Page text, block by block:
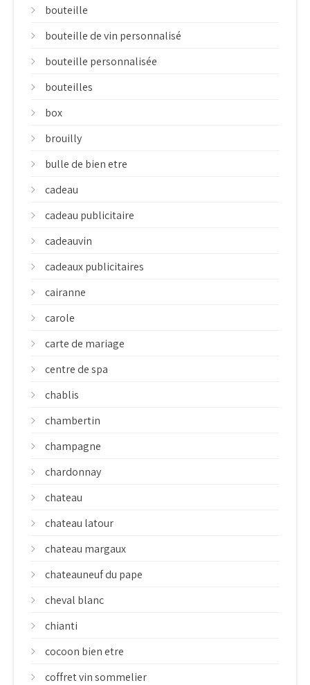
bouteille
bouteille de vin personnalisé
bouteille personnalisée
bouteilles
box
brouilly
bulle de bien etre
cadeau
cadeau publicitaire
cadeauvin
cadeaux publicitaires
cairanne
carole
carte de mariage
centre de spa
chablis
chambertin
champagne
chardonnay
chateau
chateau latour
chateau margaux
chateauneuf du pape
cheval blanc
chianti
cocoon bien etre
coffret vin sommelier